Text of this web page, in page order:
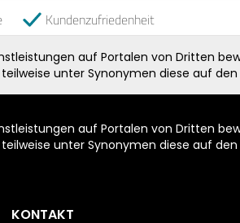
Kundenzufriedenheit
auf Portalen von Dritten
unter Synonymen diese auf
auf Portalen von Dritten
unter Synonymen diese auf
KONTAKT